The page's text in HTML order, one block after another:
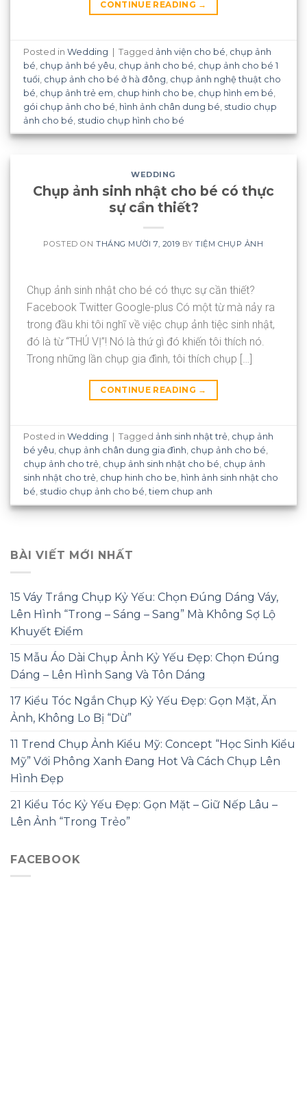
CONTINUE READING →
Posted inWedding | Taggedảnh viện cho bé chụp ảnh
bé chụp ảnh bé yêu chụp ảnh cho bé chụp ảnh cho bé 1
tuổi chụp ảnh cho bé ở hà đông chụp ảnh nghệ thuật cho
bé chụp ảnh trẻ em chup hinh cho be chụp hình em bé
gói chụp ảnh cho bé hình ảnh chân dung bé studio chụp
ảnh cho bé studio chụp hình cho bé
WEDDING
Chụp ảnh sinh nhật cho bé có thực
sự cần thiết?
POSTED ON THÁNG MƯỜI 7, 2019 BYTIỆM CHỤP ẢNH
Chụp ảnh sinh nhật cho bé có thực sự cần thiết?
Facebook Twitter Google-plus Có một từ mà nảy ra
trong đầu khi tôi nghĩ về việc chụp ảnh tiệc sinh nhật,
đó là từ “THÚ VỊ”! Nó là thứ gì đó khiến tôi thích nó.
Trong những lần chụp gia đình, tôi thích chụp […]
CONTINUE READING →
Posted inWedding Taggedảnh sinh nhật trẻ, chụp ảnh
bé yêu, chụp ảnh chân dung gia đình, chụp ảnh cho bé,
chụp ảnh cho trẻ, chụp ảnh sinh nhật cho bé, chụp ảnh
sinh nhật cho trẻ, chup hinh cho be, hình ảnh sinh nhật cho
bé, studio chụp ảnh cho bé,tiem chup anh
BÀI VIẾT MỚI NHẤT
15 Váy Trắng Chụp Kỷ Yếu: Chọn Đúng Dáng Váy,
Lên Hình “Trong – Sáng – Sang” Mà Không Sợ Lộ
Khuyết Điểm
15 Mẫu Áo Dài Chụp Ảnh Kỷ Yếu Đẹp: Chọn Đúng
Dáng – Lên Hình Sang Và Tôn Dáng
17 Kiểu Tóc Ngắn Chụp Kỷ Yếu Đẹp: Gọn Mặt, Ăn
Ảnh, Không Lo Bị “Dừ”
11 Trend Chụp Ảnh Kiểu Mỹ: Concept “Học Sinh Kiểu
Mỹ” Với Phông Xanh Đang Hot Và Cách Chụp Lên
Hình Đẹp
21 Kiểu Tóc Kỷ Yếu Đẹp: Gọn Mặt – Giữ Nếp Lâu –
Lên Ảnh “Trong Trẻo”
FACEBOOK